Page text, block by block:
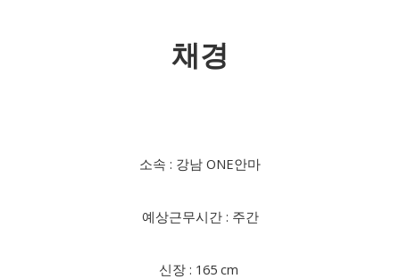
채경
소속 : 강남 ONE안마
예상근무시간 : 주간
신장 : 165 cm